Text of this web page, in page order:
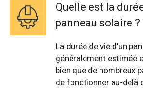
Quelle est la
panneau solaire ?
La durée de vie d'un
généralement estimée
bien que de nombreux
de fonctionner au-delà